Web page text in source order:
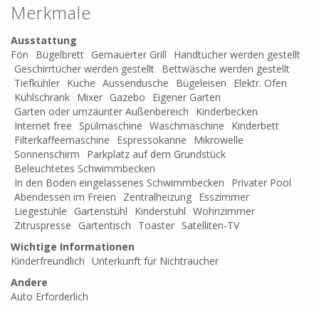
Merkmale
Ausstattung
Fön
Bügelbrett Gemauerter Grill
Handtücher werden gestellt
Geschirrtücher werden gestellt Bettwäsche werden gestellt
Tiefkühler Küche Aussendusche Bügeleisen
Elektr. Ofen
Kühlschrank Mixer Gazebo
Eigener Garten
Garten oder umzäunter Außenbereich
Kinderbecken
Internet free
Spülmaschine Waschmaschine
Kinderbett
Filterkaffeemaschine
Espressokanne
Mikrowelle
Sonnenschirm
Parkplatz auf dem Grundstück
Beleuchtetes Schwimmbecken
In den Boden eingelassenes Schwimmbecken
Privater Pool
Abendessen im Freien
Zentralheizung Esszimmer
Liegestühle
Gartenstühl Kinderstuhl Wohnzimmer
Zitruspresse Gartentisch Toaster Satelliten-TV
Wichtige Informationen
Kinderfreundlich Unterkunft für Nichtraucher
Andere
Auto Erforderlich